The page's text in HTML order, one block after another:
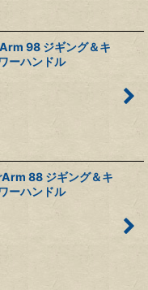
98 ジギング＆キ
ーハンドル
88 ジギング＆キ
ーハンドル